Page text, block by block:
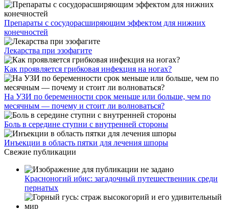
Препараты с сосудорасширяющим эффектом для нижних
конечностей
Лекарства при эзофагите
Как проявляется грибковая инфекция на ногах?
На УЗИ по беременности срок меньше или больше, чем по
месячным — почему и стоит ли волноваться?
Боль в середине ступни с внутренней стороны
Инъекции в область пятки для лечения шпоры
Свежие публикации
Красноногий ибис: загадочный путешественник среди
пернатых